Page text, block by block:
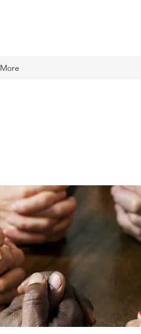
More